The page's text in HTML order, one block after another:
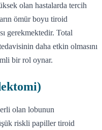
olan hastalarda tercih
ömür boyu tiroid
gerekmektedir. Total
daha etkin olmasını
bir rol oynar.
olan lobunun
riskli papiller tiroid